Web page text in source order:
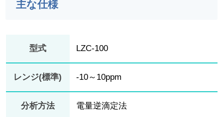
主な仕様
型式 LZC-100
レンジ(標準) -10～10ppm
分析方法 電量逆滴定法